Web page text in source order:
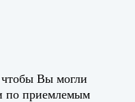
чтобы Вы могли
по приемлемым